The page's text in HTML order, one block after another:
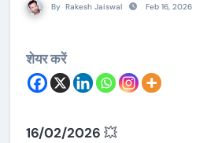
By Rakesh Jaiswal Feb 16, 2026
शेयर करें
16/02/2026 💥